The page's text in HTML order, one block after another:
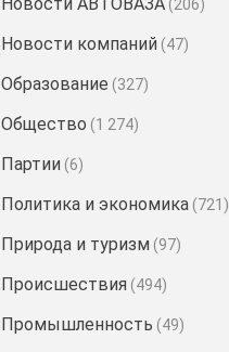
(206)
Новости компаний (47)
Образование (327)
Общество (1 274)
Партии (6)
Политика и экономика(721)
Природа и туризм (97)
Происшествия (494)
Промышленность (49)